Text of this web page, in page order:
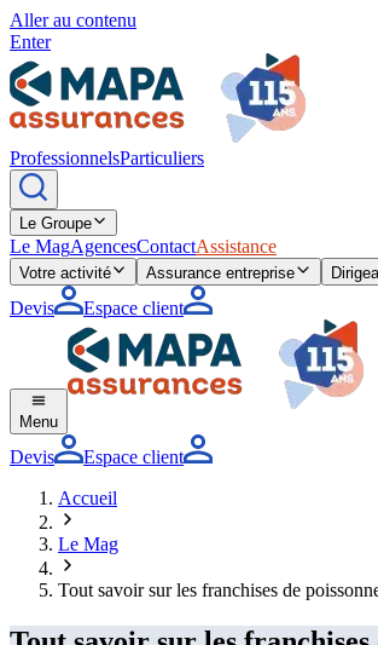
Aller au contenu
Enter
ProfessionnelsParticuliers
Le Groupe
Le MagAgencesContactAssistance
Votre activité Assurance entreprise
Devis Espace client
Menu
Devis
Espace client
Accueil
Le Mag
Tout savoir sur les franchises de